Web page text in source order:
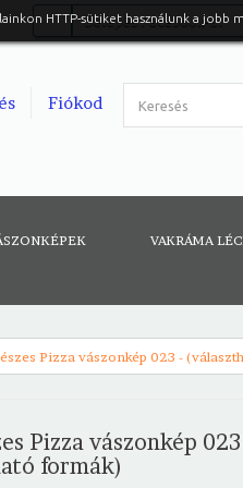
Belépés Facebook-al
Fiókod
VAKRÁMA
HTTP-sütiket használunk a jobb
Pizza vászonkép 023 -
Pizza vászonkép
formák)